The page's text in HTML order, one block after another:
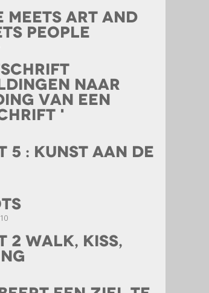
meets Art and
People
naar
van een
'
: Kunst aan de
Walk, Kiss,